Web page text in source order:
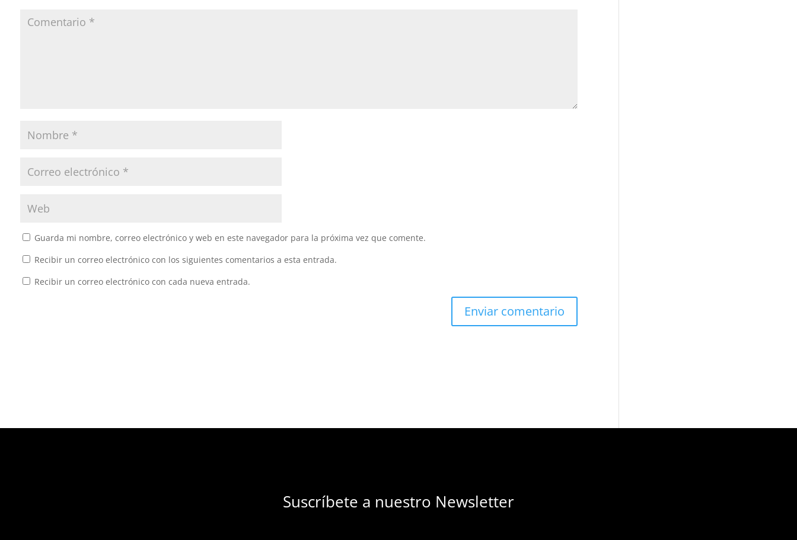
Guarda mi nombre, correo electrónico y web en este navegador para la próxima vez que comente.
Recibir un correo electrónico con los siguientes comentarios a esta entrada.
Recibir un correo electrónico con cada nueva entrada.
Suscríbete a nuestro Newsletter